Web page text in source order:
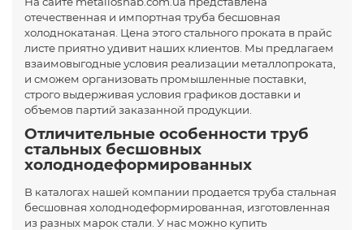
отечественная и импортная труба бесшовная
холоднокатаная. Цена этого стального проката в прайс
листе приятно удивит наших клиентов. Мы предлагаем
взаимовыгодные условия реализации металлопроката,
и сможем организовать промышленные поставки,
строго выдерживая условия графиков доставки и
объемов партий заказанной продукции.
Отличительные особенности труб
стальных бесшовных
холоднодеформированных
В каталогах нашей компании продается труба стальная
бесшовная холоднодеформированная, изготовленная
из разных марок стали. У нас можно купить